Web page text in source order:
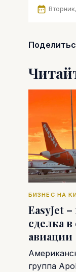
БИЗНЕС НА
EasyJet
сделка
авиации
группа